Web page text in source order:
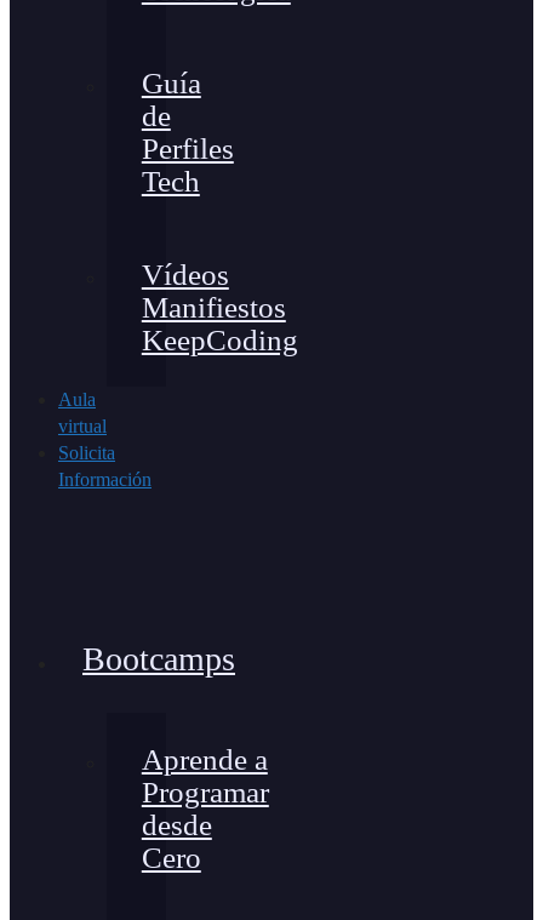
Guía
de
Perfiles
Tech
Vídeos
Manifiestos
KeepCoding
Aula
virtual
Solicita
Información
Bootcamps
Aprende a
Programar
desde
Cero